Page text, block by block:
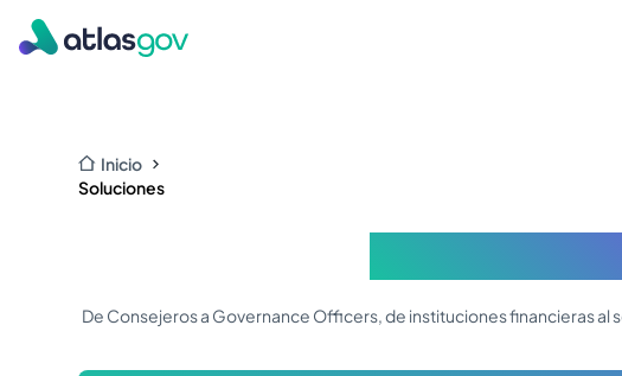
Inicio
Soluciones
De Consejeros a Governance Officers, de instituciones financieras